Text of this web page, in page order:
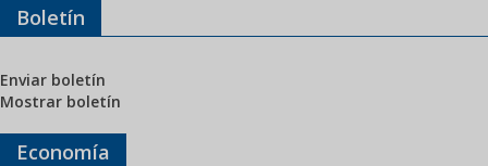
Boletín
Enviar boletín
Mostrar boletín
Economía